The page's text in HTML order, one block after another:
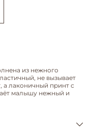
из нежного
не вызывает
а лаконичный принт с
малышу нежный и